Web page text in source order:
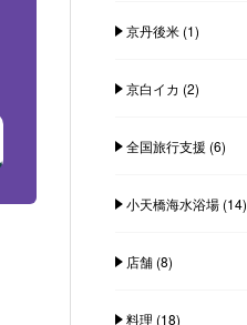
京丹後米(1)
京白イカ (2)
全国旅行支援 (6)
小天橋海水浴場(14)
店舗(8)
料理 (18)